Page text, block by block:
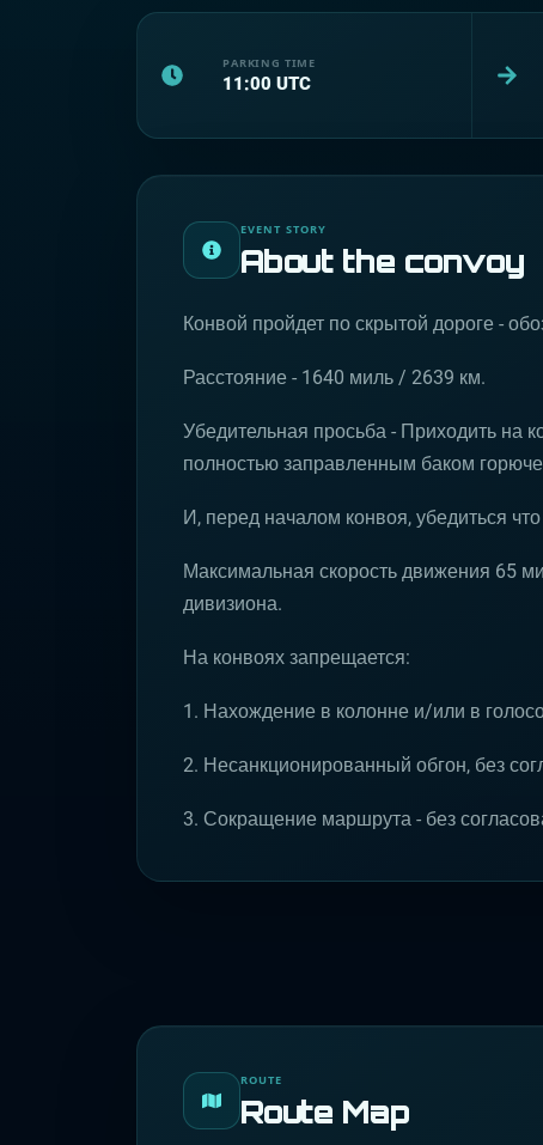
PARKING TIME
11:00 UTC
EVENT STORY
About the convoy
Конвой пройдет по скрытой дороге -
Расстояние - 1640 миль / 2639 км.
Убедительная просьба - Приходить на
полностью заправленным баком
И, перед началом конвоя, убедиться
Максимальная скорость движения 65
дивизиона.
На конвоях запрещается:
1. Нахождение в колонне и/или в
2. Несанкционированный обгон, без
3. Сокращение маршрута - без
ROUTE
Route Map